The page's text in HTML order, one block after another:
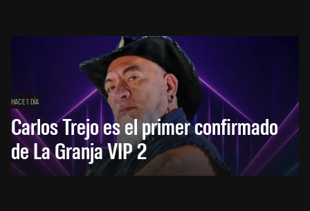
HACE 1 DÍA
Carlos Trejo es el primer confirmado
de La Granja VIP 2